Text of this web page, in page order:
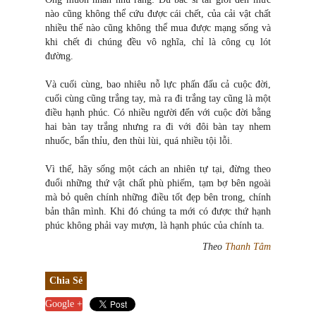
nào cũng không thể cứu được cái chết, của cải vật chất
nhiều thế nào cũng không thể mua được mạng sống và
khi chết đi chúng đều vô nghĩa, chỉ là công cụ lót
đường.
Và cuối cùng, bao nhiêu nỗ lực phấn đấu cả cuộc đời,
cuối cùng cũng trắng tay, mà ra đi trắng tay cũng là một
điều hạnh phúc. Có nhiều người đến với cuộc đời bằng
hai bàn tay trắng nhưng ra đi với đôi bàn tay nhem
nhuốc, bẩn thỉu, đen thùi lùi, quá nhiều tội lỗi.
Vì thế, hãy sống một cách an nhiên tự tại, đừng theo
đuổi những thứ vật chất phù phiếm, tạm bợ bên ngoài
mà bỏ quên chính những điều tốt đẹp bên trong, chính
bản thân mình. Khi đó chúng ta mới có được thứ hạnh
phúc không phải vay mượn, là hạnh phúc của chính ta.
Theo Thanh Tâm
Chia Sẻ
Google +